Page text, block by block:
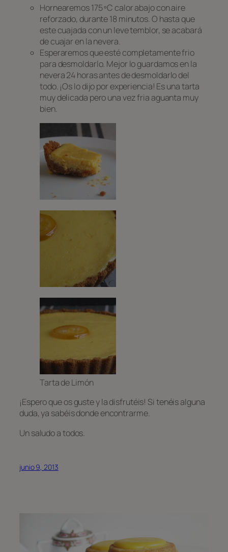
Hornearemos 175 ºC calor abajo con aire
reforzado, durante 18 minutos. O hasta que
este cuajada con un leve temblor, se acabará
de cuajar en la nevera.
Esperaremos que esté completamente frio
para desmoldarlo. Mejor lo guardamos en la
nevera 24 horas antes de desmoldarlo del
todo. ¡Os lo dijo por experiencia! Es una tarta
muy delicada pero una vez fria aguanta muy
bien.
Tarta de Limón
¡Espero que os guste y la disfrutéis! Si tenéis alguna
duda, ya sabéis donde encontrarme.
Un saludo a todos.
junio 9, 2013